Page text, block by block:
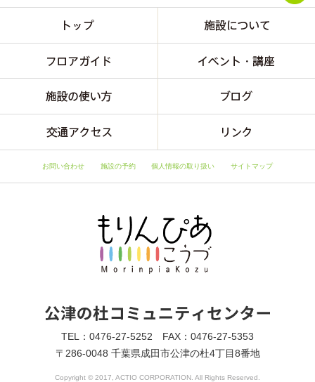
お問い合わせ 施設の予約 個人情報の取り扱い サイトマップ
TEL：0476-27-5252 FAX：0476-27-5353
〒286-0048 千葉県成田市公津の杜4丁目8番地
Copyright © 2017, ACTIO CORPORATION. All Rights Reserved.